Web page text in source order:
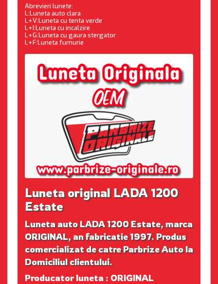
Abrevieri lunete:
L:Luneta auto clara
L+V:Luneta cu tenta verde
L+I:Luneta cu incalzire
L+G:Luneta cu gaura stergator
L+F:Luneta fumurie
Luneta original LADA 1200
Estate
Luneta auto LADA 1200 Estate, marca
ORIGINAL, an fabricatie 1997. Produs
comercializat de catre Parbrize Auto la
Domiciliul clientului.
Producator luneta : ORIGINAL